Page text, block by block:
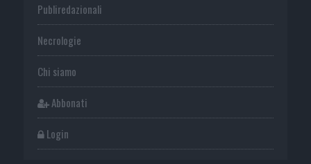
Publiredazionali
Necrologie
Chi siamo
Abbonati
Login